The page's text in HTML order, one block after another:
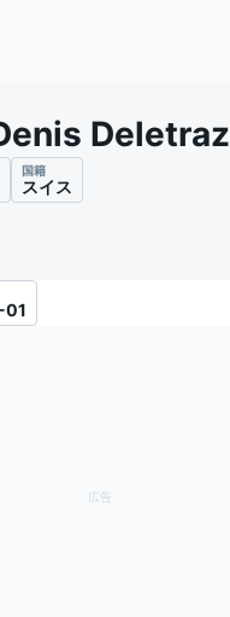
Deletraz
国籍
スイス
01